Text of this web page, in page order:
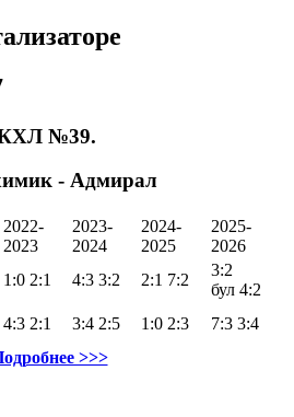
КХЛ №39.
- Адмирал
2022-
2023
2023-
2024
2024-
2025
2025-
2026
1:0 2:1 4:3 3:2 2:1 7:2
3:2
бул 4:2
4:3 2:1 3:4 2:5 1:0 2:3 7:3 3:4
>>>